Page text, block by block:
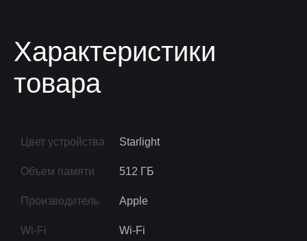
Характеристики
товара
Цвет устройства Starlight
Объем памяти 512 ГБ
Производитель Apple
Wi-Fi Wi-Fi